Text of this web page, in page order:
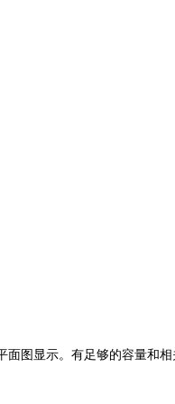
图显示。有足够的容量和